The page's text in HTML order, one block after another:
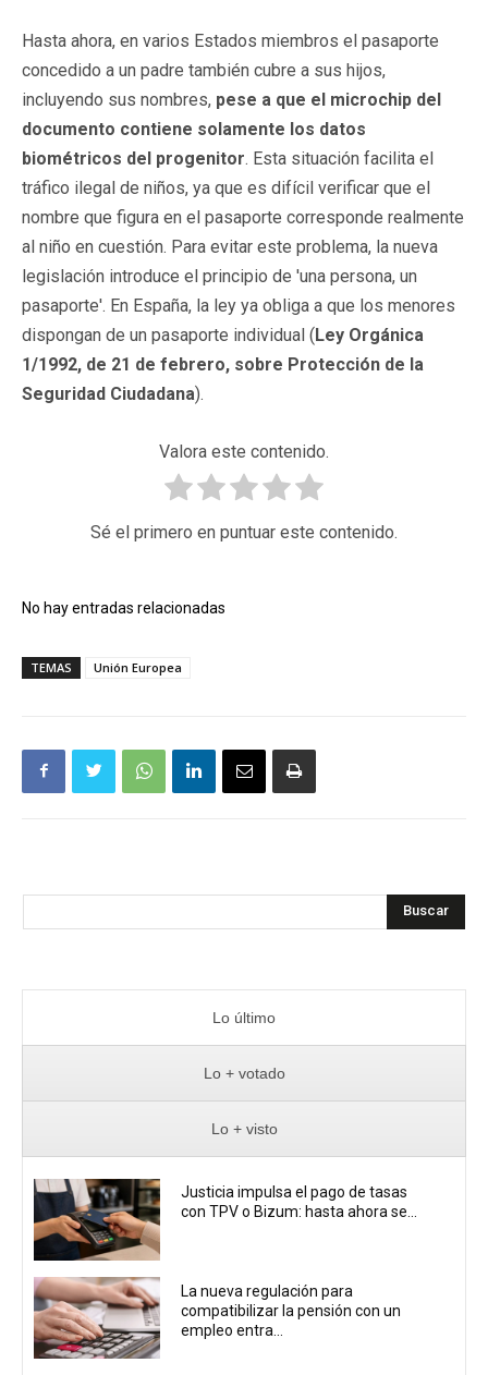
Hasta ahora, en varios Estados miembros el pasaporte
concedido a un padre también cubre a sus hijos,
incluyendo sus nombres, pese a que el microchip del
documento contiene solamente los datos
biométricos del progenitor. Esta situación facilita el
tráfico ilegal de niños, ya que es difícil verificar que el
nombre que figura en el pasaporte corresponde realmente
al niño en cuestión. Para evitar este problema, la nueva
legislación introduce el principio de 'una persona, un
pasaporte'. En España, la ley ya obliga a que los menores
dispongan de un pasaporte individual (Ley Orgánica
1/1992, de 21 de febrero, sobre Protección de la
Seguridad Ciudadana).
Valora este contenido.
Sé el primero en puntuar este contenido.
No hay entradas relacionadas
TEMAS Unión Europea
Buscar
Lo último
Lo + votado
Lo + visto
Justicia impulsa el pago de tasas
con TPV o Bizum: hasta ahora se...
La nueva regulación para
compatibilizar la pensión con un
empleo entra...